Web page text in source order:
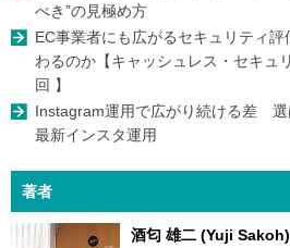
べき”の見極め方
EC事業者にも広がるセキュリティ
わるのか【キャッシュレス・セキ
回 】
Instagram運用で広がり続ける差 選
最新インスタ運用
著者
酒匂 雄二 (Yuji Sakoh)